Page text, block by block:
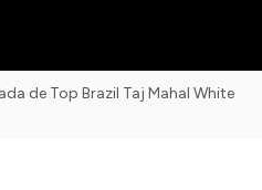
de Top Brazil Taj Mahal White